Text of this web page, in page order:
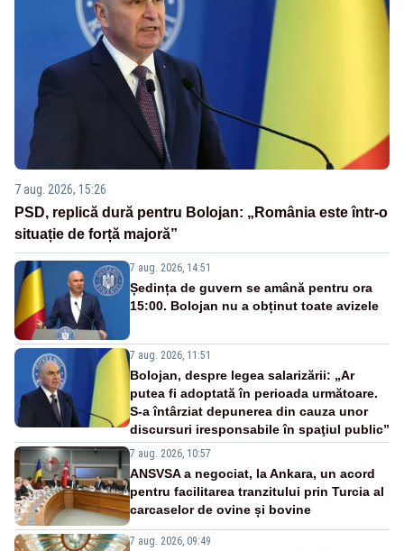
7 aug. 2026, 15:26
PSD, replică dură pentru Bolojan: „România este într-o
situație de forță majoră”
7 aug. 2026, 14:51
Ședința de guvern se amână pentru ora
15:00. Bolojan nu a obținut toate avizele
7 aug. 2026, 11:51
Bolojan, despre legea salarizării: „Ar
putea fi adoptată în perioada următoare.
S-a întârziat depunerea din cauza unor
discursuri iresponsabile în spaţiul public”
7 aug. 2026, 10:57
ANSVSA a negociat, la Ankara, un acord
pentru facilitarea tranzitului prin Turcia al
carcaselor de ovine și bovine
7 aug. 2026, 09:49